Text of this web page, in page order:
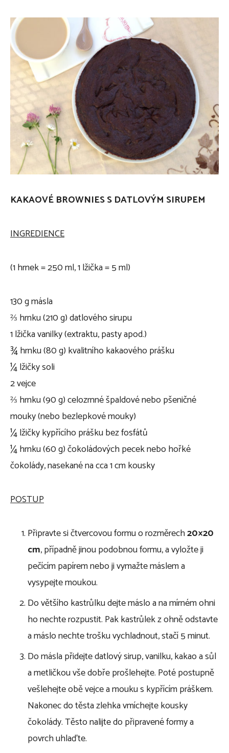
KAKAOVÉ BROWNIES S DATLOVÝM SIRUPEM
INGREDIENCE
(1 hrnek = 250 ml, 1 lžička = 5 ml)
130 g másla
⅔ hrnku (210 g) datlového sirupu
1 lžička vanilky (extraktu, pasty apod.)
¾ hrnku (80 g) kvalitního kakaového prášku
¼ lžičky soli
2 vejce
⅔ hrnku (90 g) celozrnné špaldové nebo pšeničné
mouky (nebo bezlepkové mouky)
¼ lžičky kypřícího prášku bez fosfátů
¼ hrnku (60 g) čokoládových pecek nebo hořké
čokolády, nasekané na cca 1 cm kousky
POSTUP
Připravte si čtvercovou formu o rozměrech20×20
cm, případně jinou podobnou formu, a vyložte ji
pečícím papírem nebo ji vymažte máslem a
vysypejte moukou.
Do většího kastrůlku dejte máslo a na mírném ohni
ho nechte rozpustit. Pak kastrůlek z ohně odstavte
a máslo nechte trošku vychladnout, stačí 5 minut.
Do másla přidejte datlový sirup, vanilku, kakao a sůl
a metličkou vše dobře prošlehejte. Poté postupně
vešlehejte obě vejce a mouku s kypřícím práškem.
Nakonec do těsta zlehka vmíchejte kousky
čokolády. Těsto nalijte do připravené formy a
povrch uhlaďte.